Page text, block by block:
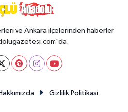
ve Ankara ilçelerinden haberler
Gizlilik Politikası